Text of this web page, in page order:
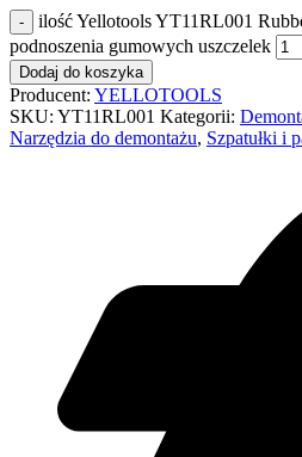
ilość Yellotools YT11RL001
podnoszenia gumowych uszczelek
Dodaj do koszyka
Producent: YELLOTOOLS
SKU: YT11RL001 Kategorii:
Narzędzia do demontażu, Szpatułki i